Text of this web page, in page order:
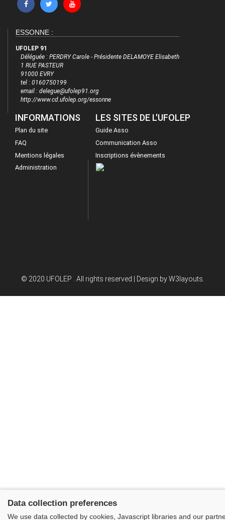
ESSONNE :
UFOLEP 91
Déléguée : PERDRY Carole - Présidente DELAMOYE Elisabeth
1 RUE PASTEUR
91000 EVRY
tel : 0160750199
email : delegue@ufolep91.org
http://www.cd.ufolep.org/essonne
INFORMATIONS
Plan du site
FAQ
Mentions légales
Administration
LES SITES DE L'UFOLEP
Guide Asso
Communication Asso
Inscriptions évènements
© 2020 UFOLEP . All rights reserved | Design byW3layouts.
Data collection preferences
We use data collected by cookies, Javascript libraries and our